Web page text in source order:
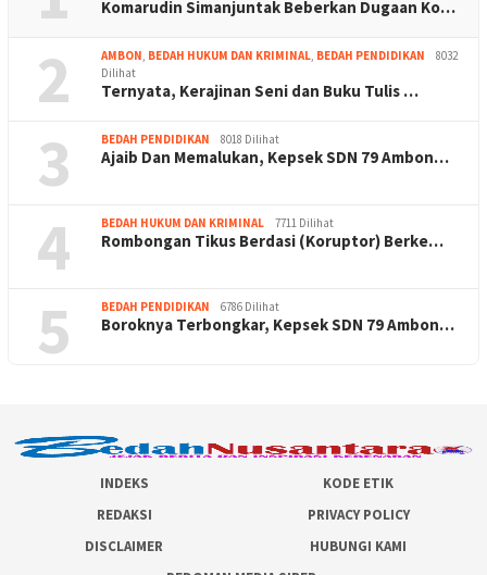
Komarudin Simanjuntak Beberkan Dugaan Ko…
2 AMBON, BEDAH HUKUM DAN KRIMINAL, BEDAH PENDIDIKAN
8032
Dilihat
Ternyata, Kerajinan Seni dan Buku Tulis …
3 BEDAH PENDIDIKAN 8018 Dilihat
Ajaib Dan Memalukan, Kepsek SDN 79 Ambon…
4 BEDAH HUKUM DAN KRIMINAL 7711 Dilihat
Rombongan Tikus Berdasi (Koruptor) Berke…
5 BEDAH PENDIDIKAN 6786 Dilihat
Boroknya Terbongkar, Kepsek SDN 79 Ambon…
INDEKS
KODE ETIK
REDAKSI
PRIVACY POLICY
DISCLAIMER
HUBUNGI KAMI